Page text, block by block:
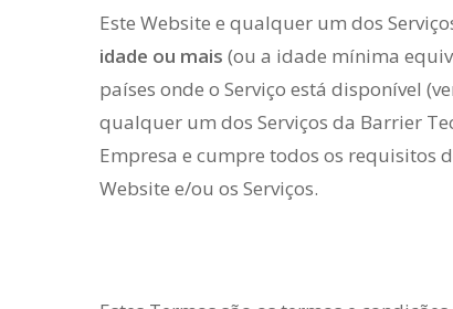
Este Website e qualquer um dos
idade ou mais (ou a idade mínima
países onde o Serviço está disponível
qualquer um dos Serviços da Barrier
Empresa e cumpre todos os requisitos
Website e/ou os Serviços.